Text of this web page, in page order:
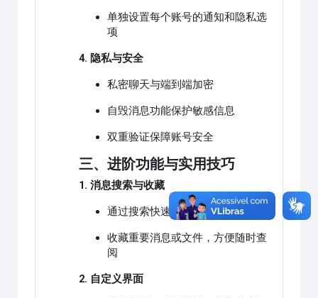
单独设置每个账号的通知和隐私选
项
4. 隐私与安全
私密聊天与端到端加密
自毁消息功能保护敏感信息
双重验证保障账号安全
三、进阶功能与实用技巧
1. 消息搜索与收藏
通过搜索快速定位聊天内容
收藏重要消息或文件，方便随时查
阅
2. 自定义界面